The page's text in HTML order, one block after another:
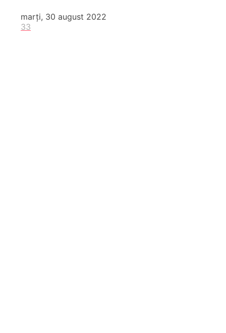
marți, 30 august 2022
33